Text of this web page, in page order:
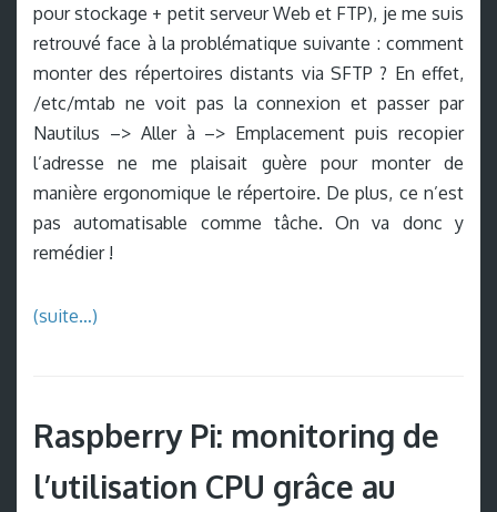
pour stockage + petit serveur Web et FTP), je me suis
retrouvé face à la problématique suivante : comment
monter des répertoires distants via SFTP ? En effet,
/etc/mtab ne voit pas la connexion et passer par
Nautilus –> Aller à –> Emplacement puis recopier
l’adresse ne me plaisait guère pour monter de
manière ergonomique le répertoire. De plus, ce n’est
pas automatisable comme tâche. On va donc y
remédier !
(suite…)
Raspberry Pi: monitoring de
l’utilisation CPU grâce au